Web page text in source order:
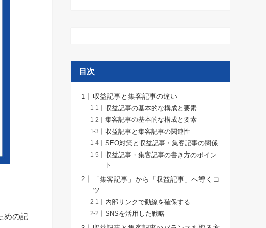
めの記
目次
収益記事と集客記事の違い
収益記事の基本的な構成と要素
集客記事の基本的な構成と要素
収益記事と集客記事の関連性
SEO対策と収益記事・集客記事の関係
収益記事・集客記事の書き方のポイン
ト
「集客記事」から「収益記事」へ導くコ
ツ
内部リンクで動線を確保する
SNSを活用した戦略